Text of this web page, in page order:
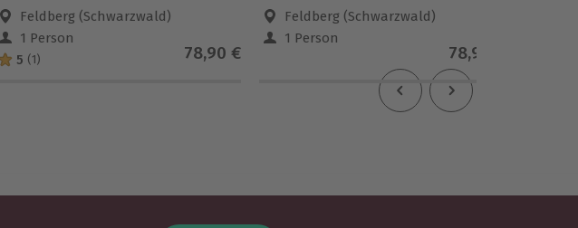
Feldberg (Schwarzwald)
1 Person
5 (1) 78,90 €
Feldberg (Schwarzwald)
1 Person
78,90 €